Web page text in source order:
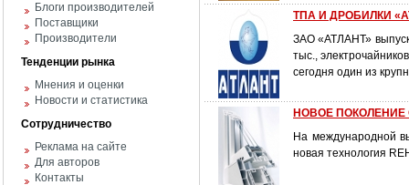
Блоги производителей
Поставщики
Производители
Тенденции рынка
Мнения и оценки
Новости и статистика
Сотрудничество
Реклама на сайте
Для авторов
Контакты
ТПА И ДРОБИЛКИ
ЗАО «АТЛАНТ»
тыс.,
сегодня один из
НОВОЕ ПОКОЛЕНИЕ
На международной
новая технология